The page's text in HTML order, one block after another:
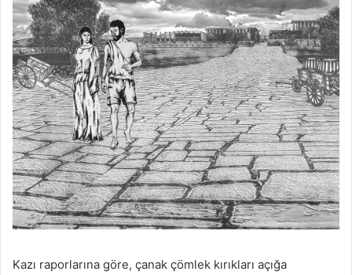
Kazı raporlarına göre, çanak çömlek kırıkları açığa